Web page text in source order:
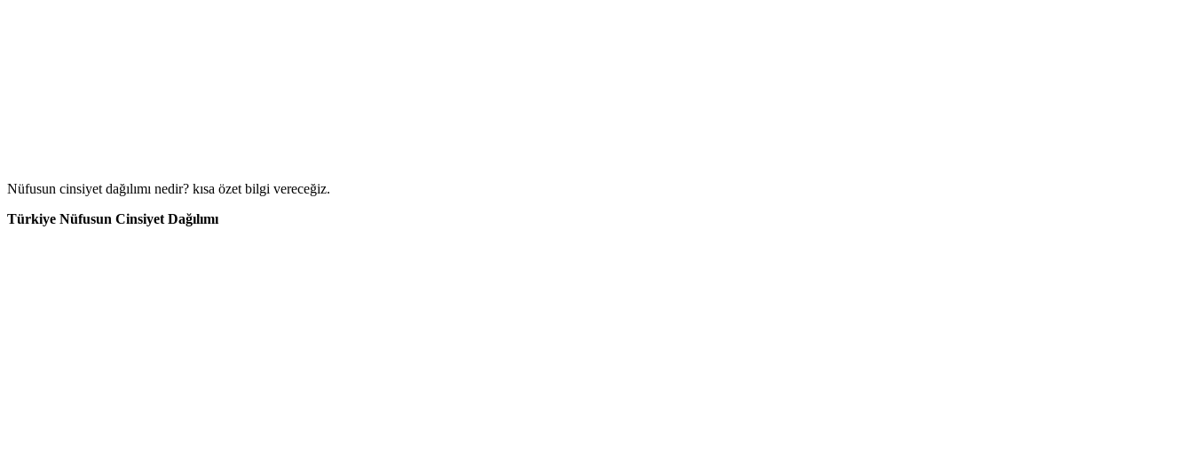
Nüfusun cinsiyet dağılımı nedir? kısa özet bilgi vereceğiz.
Türkiye Nüfusun Cinsiyet Dağılımı